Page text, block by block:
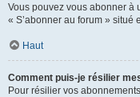
Vous pouvez vous abonner à
« S’abonner au forum » situé
Haut
Comment puis-je résilier
Pour résilier vos